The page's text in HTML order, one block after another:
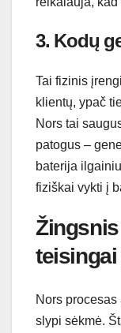
3. Kodų
Tai fizinis
klientų, ypač
Nors tai
patogus –
baterija
fiziškai vykti į
Nors
slypi sėkmė.